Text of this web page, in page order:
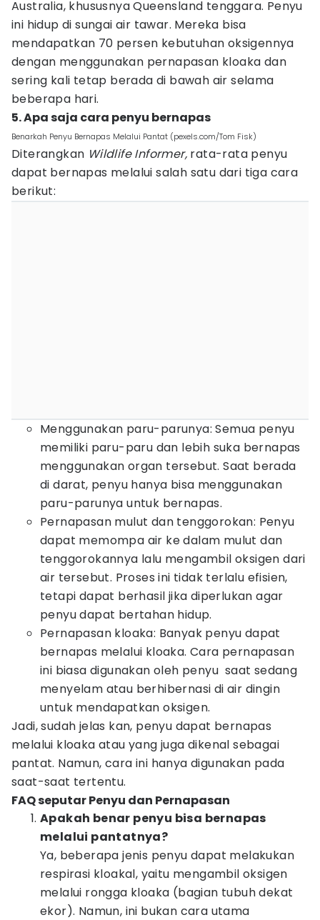
Australia, khususnya Queensland tenggara. Penyu
ini hidup di sungai air tawar. Mereka bisa
mendapatkan 70 persen kebutuhan oksigennya
dengan menggunakan pernapasan kloaka dan
sering kali tetap berada di bawah air selama
beberapa hari.
5. Apa saja cara penyu bernapas
Benarkah Penyu Bernapas Melalui Pantat (pexels.com/Tom Fisk)
Diterangkan Wildlife Informer, rata-rata penyu
dapat bernapas melalui salah satu dari tiga cara
berikut:
Menggunakan paru-parunya: Semua penyu
memiliki paru-paru dan lebih suka bernapas
menggunakan organ tersebut. Saat berada
di darat, penyu hanya bisa menggunakan
paru-parunya untuk bernapas.
Pernapasan mulut dan tenggorokan: Penyu
dapat memompa air ke dalam mulut dan
tenggorokannya lalu mengambil oksigen dari
air tersebut. Proses ini tidak terlalu efisien,
tetapi dapat berhasil jika diperlukan agar
penyu dapat bertahan hidup.
Pernapasan kloaka: Banyak penyu dapat
bernapas melalui kloaka. Cara pernapasan
ini biasa digunakan oleh penyu saat sedang
menyelam atau berhibernasi di air dingin
untuk mendapatkan oksigen.
Jadi, sudah jelas kan, penyu dapat bernapas
melalui kloaka atau yang juga dikenal sebagai
pantat. Namun, cara ini hanya digunakan pada
saat-saat tertentu.
FAQ seputar Penyu dan Pernapasan
Apakah benar penyu bisa bernapas
melalui pantatnya?
Ya, beberapa jenis penyu dapat melakukan
respirasi kloakal, yaitu mengambil oksigen
melalui rongga kloaka (bagian tubuh dekat
ekor). Namun, ini bukan cara utama